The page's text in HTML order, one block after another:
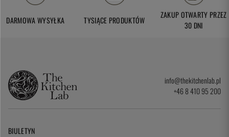
DARMOWA WYSYŁKA TYSIĄCE PRODUKTÓW
ZAKUP OTWARTY PRZEZ
30 DNI
info@thekitchenlab.pl
+46 8 410 95 200
BIULETYN